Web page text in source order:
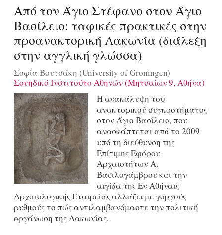
Από τον Άγιο Στέφανο στον Άγιο
Βασίλειο: ταφικές πρακτικές στην
προανακτορική Λακωνία (διάλεξη
στην αγγλική γλώσσα)
Σοφία Βουτσάκη (University of Groningen)
Σουηδικό Ινστιτούτο Αθηνών (Μητσαίων 9, Αθήνα)
Η ανακάλυψη του
ανακτορικού συγκροτήματος
στον Άγιο Βασίλειο, που
ανασκάπτεται από το 2009
υπό τη διεύθυνση της
Επίτιμης Εφόρου
Αρχαιοτήτων Α.
Βασιλογάμβρου και την
αιγίδα της Εν Αθήναις
Αρχαιολογικής Εταιρείας αλλάζει με γοργούς
ρυθμούς το πώς αντιλαμβανόμαστε την πολιτική
οργάνωση της Λακωνίας.